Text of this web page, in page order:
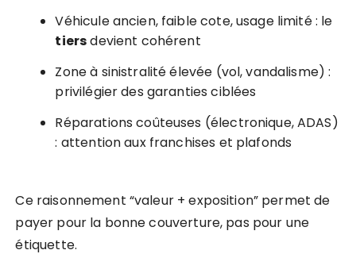
Véhicule ancien, faible cote, usage limité : le
tiersdevient cohérent
Zone à sinistralité élevée (vol, vandalisme) :
privilégier des garanties ciblées
Réparations coûteuses (électronique, ADAS)
: attention aux franchises et plafonds
Ce raisonnement “valeur + exposition” permet de
payer pour la bonne couverture, pas pour une
étiquette.